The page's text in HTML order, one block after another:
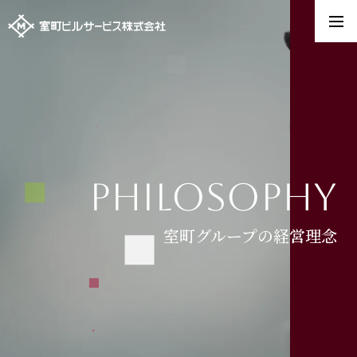
philosophy
室町グループの経営理念